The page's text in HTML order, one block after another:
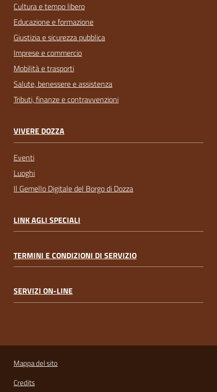
Cultura e tempo libero
Educazione e formazione
Giustizia e sicurezza pubblica
Imprese e commercio
Mobilità e trasporti
Salute, benessere e assistenza
Tributi, finanze e contravvenzioni
VIVERE DOZZA
Eventi
Luoghi
Il Gemello Digitale del Borgo di Dozza
LINK AGLI SPECIALI
TERMINI E CONDIZIONI DI SERVIZIO
SERVIZI ON-LINE
Mappa del sito
Credits